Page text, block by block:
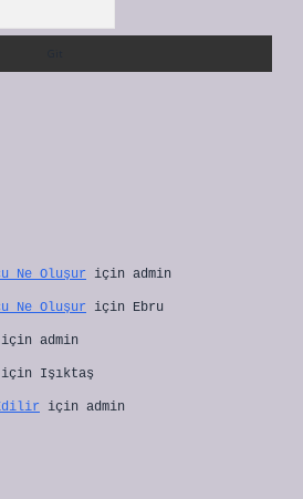
Ne Oluşur için admin
Ne Oluşur için Ebru
için admin
için Işıktaş
için admin